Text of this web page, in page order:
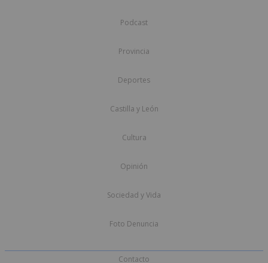
Podcast
Provincia
Deportes
Castilla y León
Cultura
Opinión
Sociedad y Vida
Foto Denuncia
Contacto